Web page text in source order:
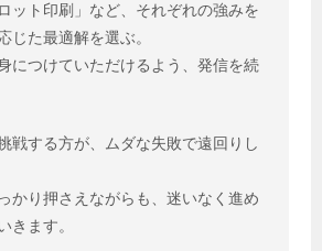
ット印刷」など、それぞれの強みを
じた最適解を選ぶ。
につけていただけるよう、発信を続
戦する方が、ムダな失敗で遠回りし
かり押さえながらも、迷いなく進め
きます。